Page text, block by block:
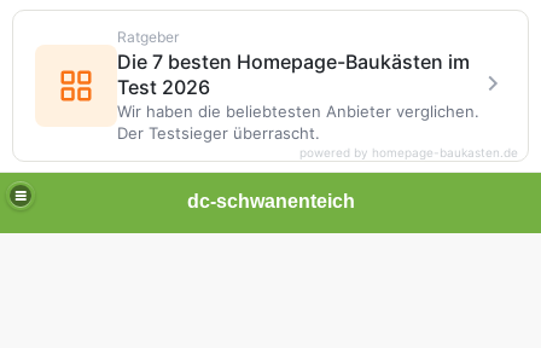
dc-schwanenteich
Ratgeber
Die 7 besten Homepage-Baukästen im
Test 2026
Wir haben die beliebtesten Anbieter verglichen.
Der Testsieger überrascht.
powered by homepage-baukasten.de